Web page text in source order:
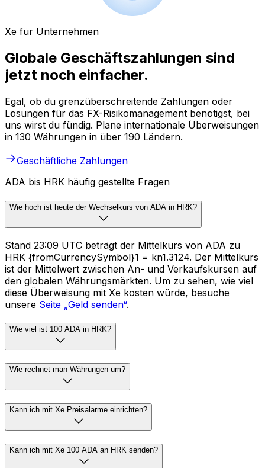
Xe für Unternehmen
Globale Geschäftszahlungen sind
jetzt noch einfacher.
Egal, ob du grenzüberschreitende Zahlungen oder
Lösungen für das FX-Risikomanagement benötigst, bei
uns wirst du fündig. Plane internationale Überweisungen
in 130 Währungen in über 190 Ländern.
Geschäftliche Zahlungen
ADA bis HRK häufig gestellte Fragen
Wie hoch ist heute der Wechselkurs von ADA in HRK?
Stand 23:09 UTC beträgt der Mittelkurs von ADA zu
HRK {fromCurrencySymbol}1 = kn1.3124. Der Mittelkurs
ist der Mittelwert zwischen An- und Verkaufskursen auf
den globalen Währungsmärkten. Um zu sehen, wie viel
diese Überweisung mit Xe kosten würde, besuche
unsere Seite „Geld senden“.
Wie viel ist 100 ADA in HRK?
Wie rechnet man Währungen um?
Kann ich mit Xe Preisalarme einrichten?
Kann ich mit Xe 100 ADA an HRK senden?